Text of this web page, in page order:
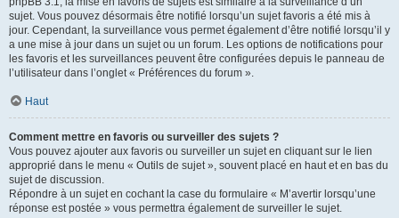
sujet. Vous pouvez désormais être notifié lorsqu’un sujet favoris a été mis à
jour. Cependant, la surveillance vous permet également d’être notifié lorsqu’il y
a une mise à jour dans un sujet ou un forum. Les options de notifications pour
les favoris et les surveillances peuvent être configurées depuis le panneau de
l’utilisateur dans l’onglet « Préférences du forum ».
Haut
Comment mettre en favoris ou surveiller des sujets ?
Vous pouvez ajouter aux favoris ou surveiller un sujet en cliquant sur le lien
approprié dans le menu « Outils de sujet », souvent placé en haut et en bas du
sujet de discussion.
Répondre à un sujet en cochant la case du formulaire « M’avertir lorsqu’une
réponse est postée » vous permettra également de surveiller le sujet.